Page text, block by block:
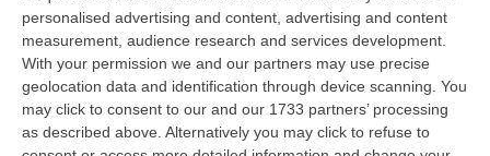
personalised advertising and content, advertising and content
measurement, audience research and services development.
With your permission we and our partners may use precise
geolocation data and identification through device scanning. You
may click to consent to our and our 1733 partners’ processing
as described above. Alternatively you may click to refuse to
un trapianto di cellule staminali
riprogrammate.È la prima persona con
questa malattia a essere trattata con cellule
prelevate dal suo corpo, fatte regredire e poi